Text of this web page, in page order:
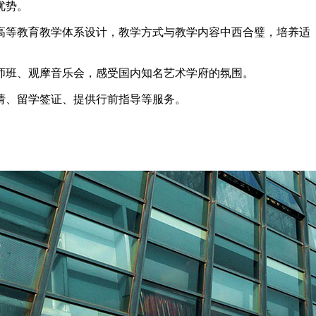
。
教育教学体系设计，教学方式与教学内容中西合璧，培养适
、观摩音乐会，感受国内知名艺术学府的氛围。
留学签证、提供行前指导等服务。